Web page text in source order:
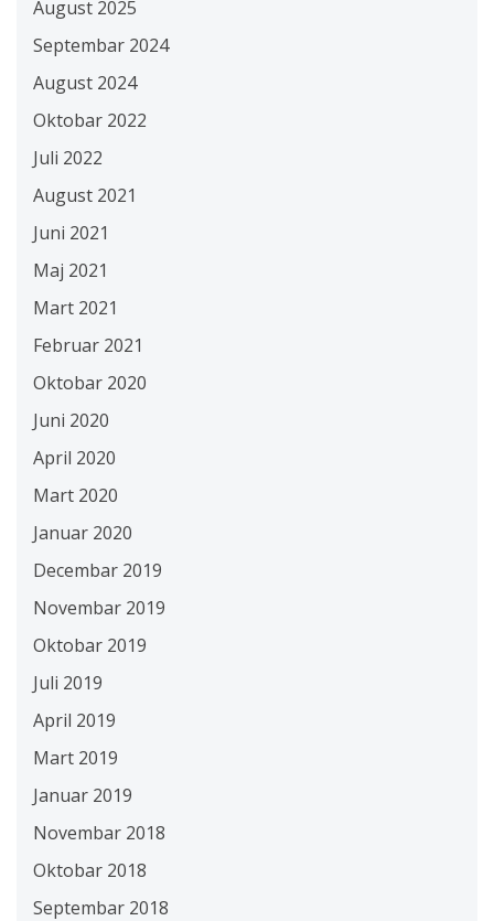
August 2025
Septembar 2024
August 2024
Oktobar 2022
Juli 2022
August 2021
Juni 2021
Maj 2021
Mart 2021
Februar 2021
Oktobar 2020
Juni 2020
April 2020
Mart 2020
Januar 2020
Decembar 2019
Novembar 2019
Oktobar 2019
Juli 2019
April 2019
Mart 2019
Januar 2019
Novembar 2018
Oktobar 2018
Septembar 2018